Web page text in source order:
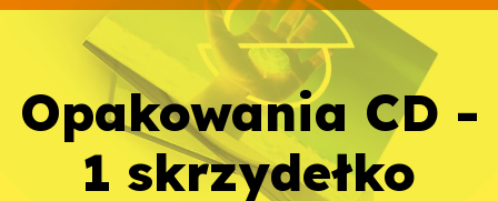
opakowania CD -
1 skrzydełko